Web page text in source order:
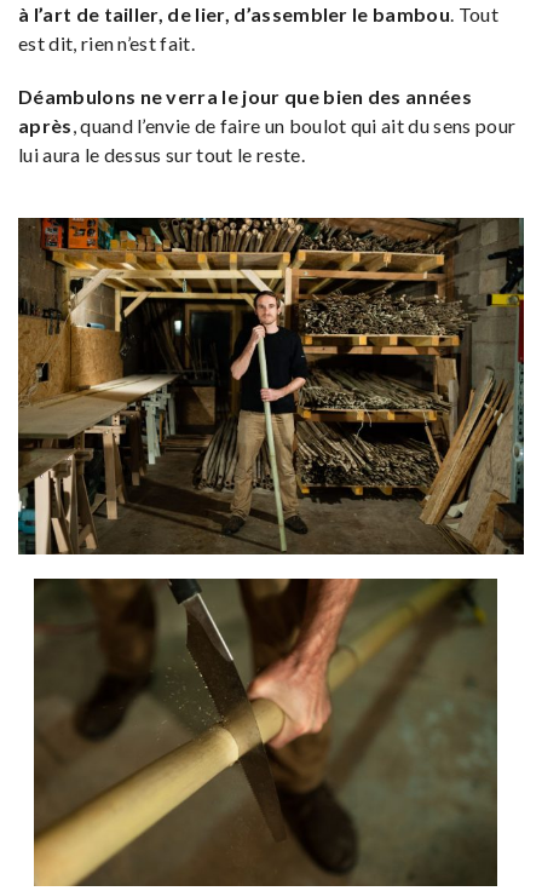
à l’art de tailler, de lier, d’assembler le bambou . Tout
est dit, rien n’est fait.
Déambulons ne verra le jour que bien des années
après , quand l’envie de faire un boulot qui ait du sens pour
lui aura le dessus sur tout le reste.